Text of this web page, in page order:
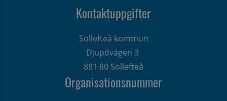
Kontaktuppgifter
Sollefteå kommun
Djupövägen 3
881 80 Sollefteå
Organisationsnummer